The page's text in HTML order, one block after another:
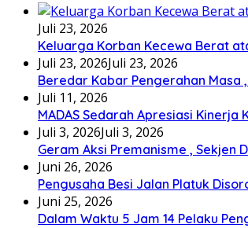
Juli 23, 2026
Keluarga Korban Kecewa Berat
Juli 23, 2026Juli 23, 2026
Beredar Kabar Pengerahan Masa ,
Juli 11, 2026
MADAS Sedarah Apresiasi
Juli 3, 2026Juli 3, 2026
Geram Aksi Premanisme , Sekjen
Juni 26, 2026
Pengusaha Besi Jalan Platuk
Juni 25, 2026
Dalam Waktu 5 Jam 14 Pelaku